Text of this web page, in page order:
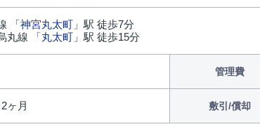
「神宮丸太町 」駅 徒歩7分
丸線 「丸太町 」駅 徒歩15分
管理費
ヶ月 敷引/償却